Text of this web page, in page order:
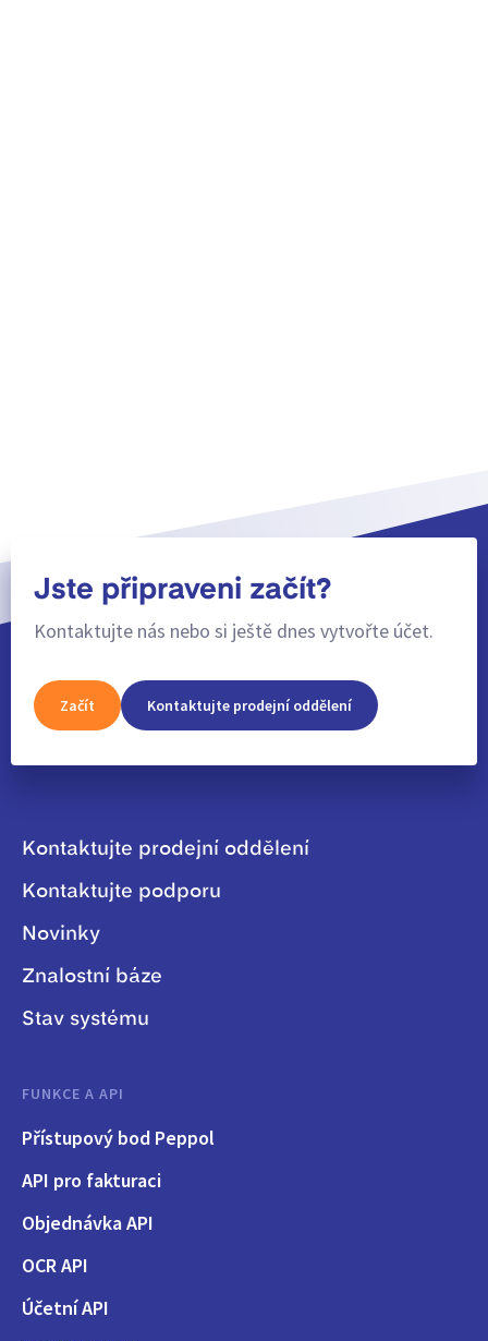
Jste připraveni začít?
Kontaktujte nás nebo si ještě dnes vytvořte účet.
Začít Kontaktujte prodejní oddělení
Kontaktujte prodejní oddělení
Kontaktujte podporu
Novinky
Znalostní báze
Stav systému
FUNKCE A API
Přístupový bod Peppol
API pro fakturaci
Objednávka API
OCR API
Účetní API